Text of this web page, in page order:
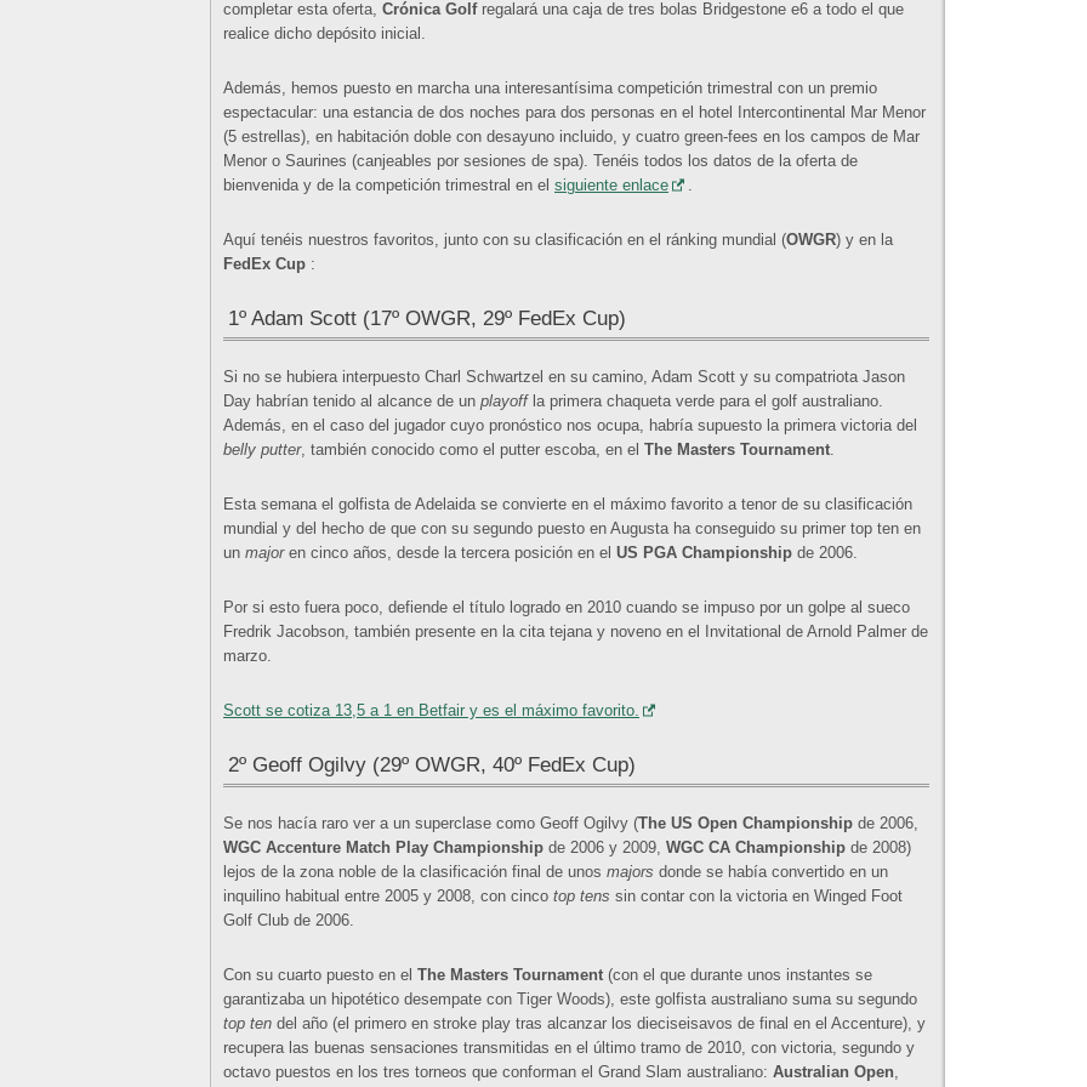
completar esta oferta, Crónica Golfregalará una caja de tres bolas Bridgestone e6 a todo el que
realice dicho depósito inicial.
Además, hemos puesto en marcha una interesantísima competición trimestral con un premio
espectacular: una estancia de dos noches para dos personas en el hotel Intercontinental Mar Menor
(5 estrellas), en habitación doble con desayuno incluido, y cuatro green-fees en los campos de Mar
Menor o Saurines (canjeables por sesiones de spa). Tenéis todos los datos de la oferta de
bienvenida y de la competición trimestral en el siguiente enlace .
Aquí tenéis nuestros favoritos, junto con su clasificación en el ránking mundial (OWGR) y en la
FedEx Cup :
1º Adam Scott (17º OWGR, 29º FedEx Cup)
Si no se hubiera interpuesto Charl Schwartzel en su camino, Adam Scott y su compatriota Jason
Day habrían tenido al alcance de un playoff la primera chaqueta verde para el golf australiano.
Además, en el caso del jugador cuyo pronóstico nos ocupa, habría supuesto la primera victoria del
belly putter, también conocido como el putter escoba, en el The Masters Tournament.
Esta semana el golfista de Adelaida se convierte en el máximo favorito a tenor de su clasificación
mundial y del hecho de que con su segundo puesto en Augusta ha conseguido su primer top ten en
un major en cinco años, desde la tercera posición en el US PGA Championship de 2006.
Por si esto fuera poco, defiende el título logrado en 2010 cuando se impuso por un golpe al sueco
Fredrik Jacobson, también presente en la cita tejana y noveno en el Invitational de Arnold Palmer de
marzo.
Scott se cotiza 13,5 a 1 en Betfair y es el máximo favorito.
2º Geoff Ogilvy (29º OWGR, 40º FedEx Cup)
Se nos hacía raro ver a un superclase como Geoff Ogilvy (The US Open Championship de 2006,
WGC Accenture Match Play Championship de 2006 y 2009, WGC CA Championship de 2008)
lejos de la zona noble de la clasificación final de unos majors donde se había convertido en un
inquilino habitual entre 2005 y 2008, con cinco top tens sin contar con la victoria en Winged Foot
Golf Club de 2006.
Con su cuarto puesto en el The Masters Tournament (con el que durante unos instantes se
garantizaba un hipotético desempate con Tiger Woods), este golfista australiano suma su segundo
top ten del año (el primero en stroke play tras alcanzar los dieciseisavos de final en el Accenture), y
recupera las buenas sensaciones transmitidas en el último tramo de 2010, con victoria, segundo y
octavo puestos en los tres torneos que conforman el Grand Slam australiano: Australian Open,